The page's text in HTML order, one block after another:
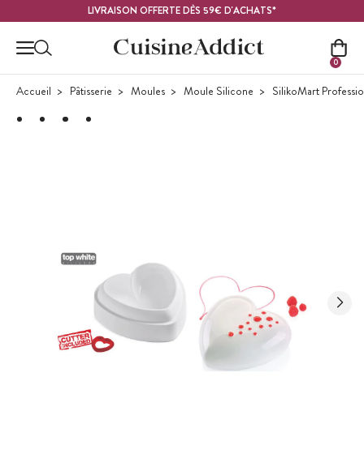
LIVRAISON OFFERTE DÈS 59€ D'ACHATS*
0
Accueil Pâtisserie Moules Moule Silicone SilikoMart